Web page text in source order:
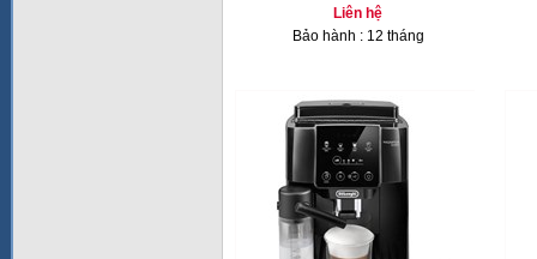
Liên hệ
Bảo hành : 12 tháng